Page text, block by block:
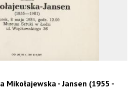
- Jansen (1955 -